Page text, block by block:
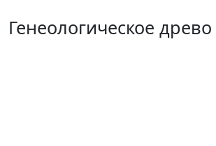
Генеологическое древо